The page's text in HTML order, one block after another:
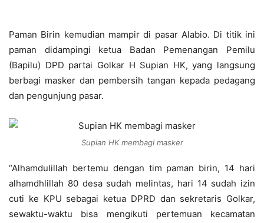
Paman Birin kemudian mampir di pasar Alabio. Di titik ini
paman didampingi ketua Badan Pemenangan Pemilu
(Bapilu) DPD partai Golkar H Supian HK, yang langsung
berbagi masker dan pembersih tangan kepada pedagang
dan pengunjung pasar.
Supian HK membagi masker
“Alhamdulillah bertemu dengan tim paman birin, 14 hari
alhamdhlillah 80 desa sudah melintas, hari 14 sudah izin
cuti ke KPU sebagai ketua DPRD dan sekretaris Golkar,
sewaktu-waktu bisa mengikuti pertemuan kecamatan